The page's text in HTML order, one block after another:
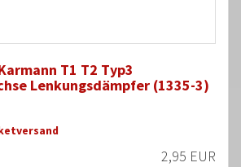
T1 T2 Typ3
Lenkungsdämpfer (1335-3)
2,95 EUR